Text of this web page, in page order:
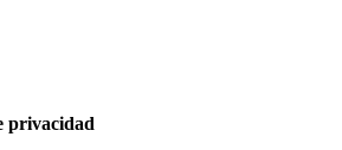
privacidad